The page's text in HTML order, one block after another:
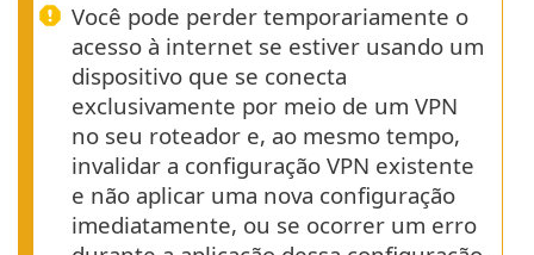
Você pode perder temporariamente o
acesso à internet se estiver usando um
dispositivo que se conecta
exclusivamente por meio de um VPN
no seu roteador e, ao mesmo tempo,
invalidar a configuração VPN existente
e não aplicar uma nova configuração
imediatamente, ou se ocorrer um erro